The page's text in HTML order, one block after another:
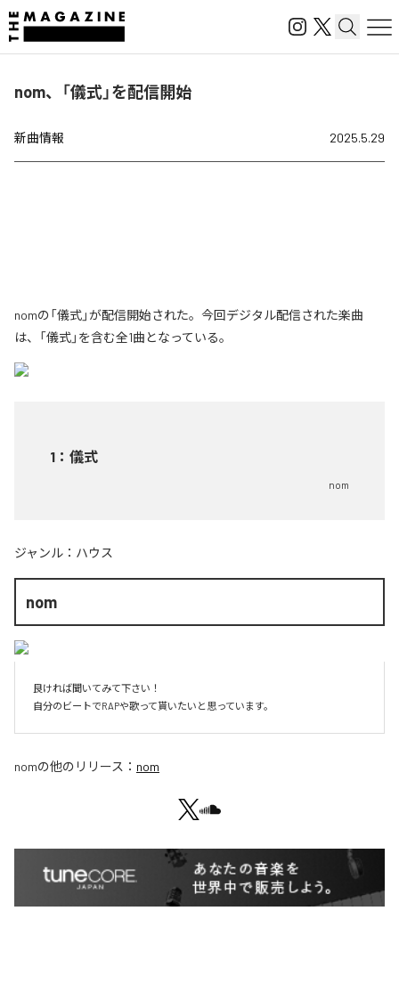
nom、「儀式」を配信開始
新曲情報 2025.5.29
nomの「儀式」が配信開始された。今回デジタル配信された楽曲
は、「儀式」を含む全1曲となっている。
1 ： 儀式
nom
ジャンル： ハウス
nom
良ければ聞いてみて下さい！
自分のビートでRAPや歌って貰いたいと思っています。
nomの他のリリース： nom